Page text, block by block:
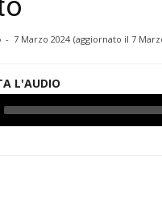
- 7 Marzo 2024 (aggiornato il 7
L'AUDIO